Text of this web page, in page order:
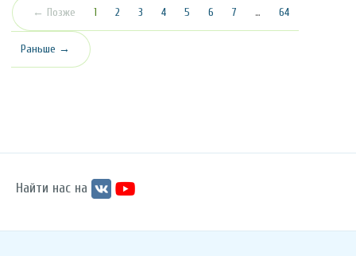
← Позже 1 (текущая)
2 3 4 5 6 7 … 64
Раньше →
Найти нас на